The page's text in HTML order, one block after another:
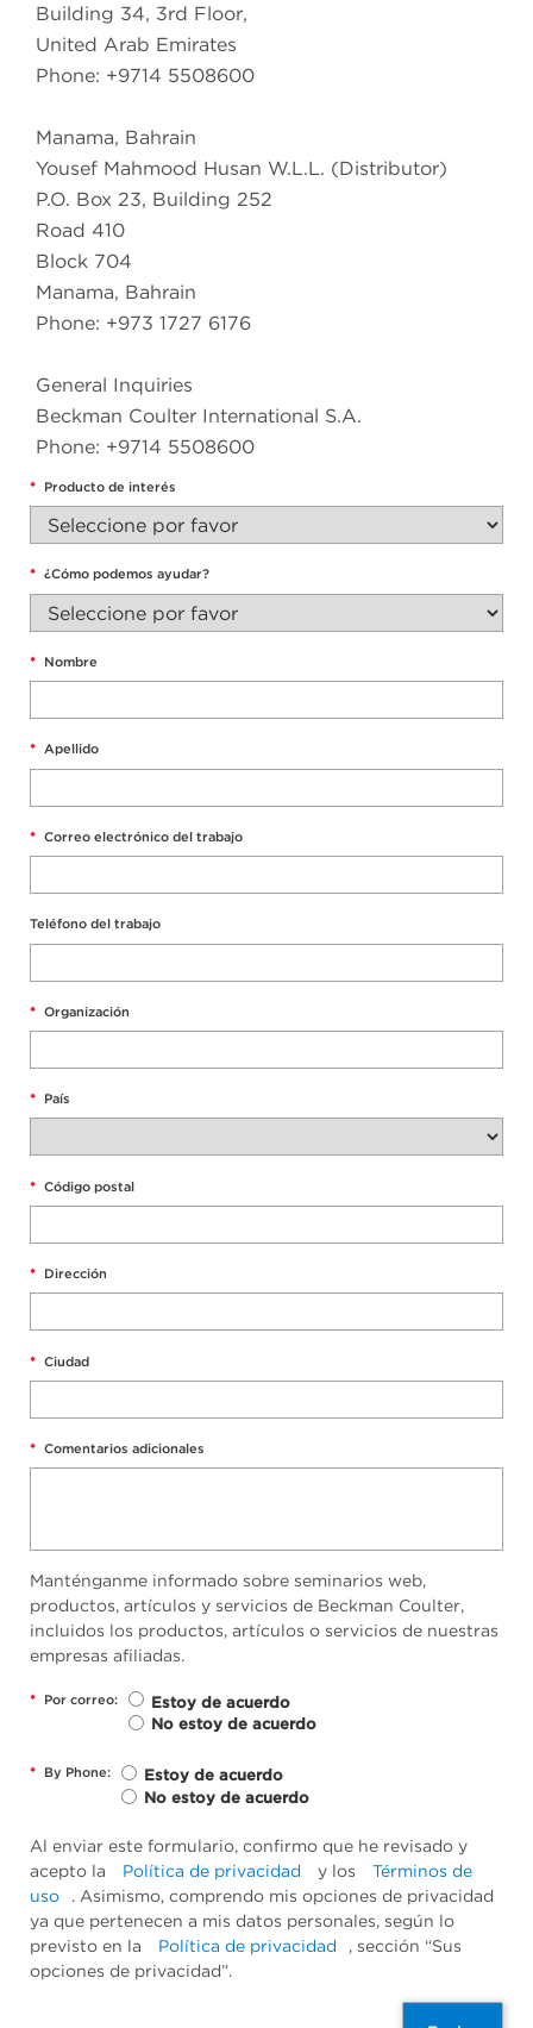
Building 34, 3rd Floor,
United Arab Emirates
Phone: +9714 5508600
Manama, Bahrain
Yousef Mahmood Husan W.L.L. (Distributor)
P.O. Box 23, Building 252
Road 410
Block 704
Manama, Bahrain
Phone: +973 1727 6176
General Inquiries
Beckman Coulter International S.A.
Phone: +9714 5508600
* Producto de interés
* ¿Cómo podemos ayudar?
* Nombre
* Apellido
* Correo electrónico del trabajo
Teléfono del trabajo
* Organización
* País
* Código postal
* Dirección
* Ciudad
* Comentarios adicionales
Manténganme informado sobre seminarios web,
productos, artículos y servicios de Beckman Coulter,
incluidos los productos, artículos o servicios de nuestras
empresas afiliadas.
* Por correo:
Estoy de acuerdo
No estoy de acuerdo
* By Phone:
Estoy de acuerdo
No estoy de acuerdo
Al enviar este formulario, confirmo que he revisado y
acepto la
Política de privacidad y los
Términos de
uso
. Asimismo, comprendo mis opciones de privacidad
ya que pertenecen a mis datos personales, según lo
previsto en la
Política de privacidad
, sección “Sus
opciones de privacidad”.